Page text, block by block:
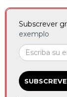
Subscrever
exemplo